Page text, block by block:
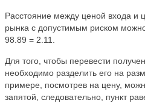
Расстояние между ценой входа и
рынка с допустимым риском
98.89 = 2.11.
Для того, чтобы перевести
необходимо разделить его на
примере, посмотрев на цену,
запятой, следовательно, пункт